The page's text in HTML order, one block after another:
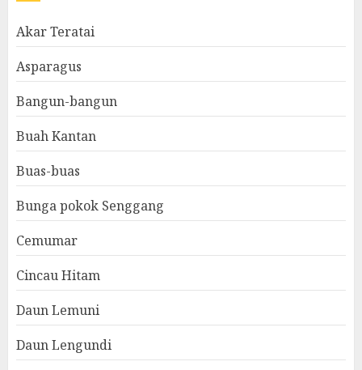
Akar Teratai
Asparagus
Bangun-bangun
Buah Kantan
Buas-buas
Bunga pokok Senggang
Cemumar
Cincau Hitam
Daun Lemuni
Daun Lengundi